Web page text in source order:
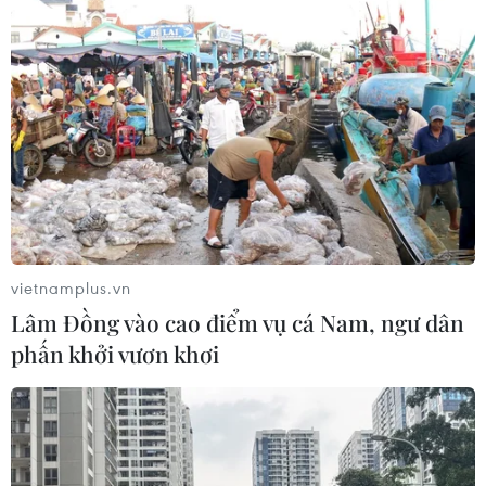
Italy nâng báo động đỏ trên toàn bộ
27 thành phố do nắng nóng kỷ lục
05/08/2026 06:31
Động đất mạnh làm rung chuyển
miền Nam Philippines
05/08/2026 05:29
Thời tiết miền Bắc sẽ ảnh
hưởng ra sao khi bão số 3 Kujira đi
vào Biển Đông?
05/08/2026 04:56
vietnamplus.vn
Lâm Đồng vào cao điểm vụ cá Nam, ngư dân
phấn khởi vươn khơi